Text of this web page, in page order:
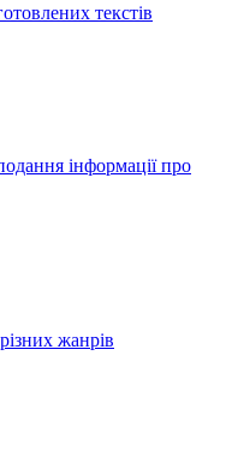
текстів
інформації про
жанрів